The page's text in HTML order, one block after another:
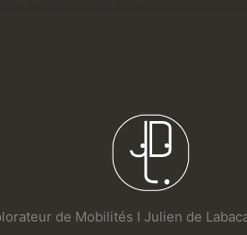
de Mobilités I Julien de